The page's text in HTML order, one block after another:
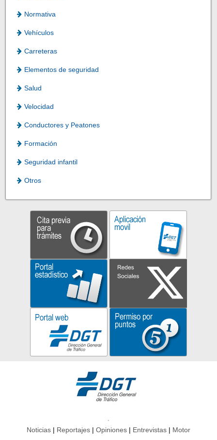
Normativa
Vehículos
Carreteras
Elementos de seguridad
Salud
Velocidad
Conductores y Peatones
Formación
Seguridad infantil
Otros
Noticias Reportajes Opiniones Entrevistas Motor